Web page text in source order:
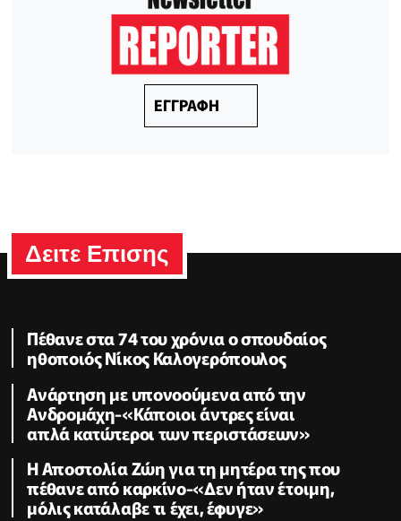
ΕΓΓΡΑΦΗ
Δειτε Επισης
Πέθανε στα 74 του χρόνια ο σπουδαίος
ηθοποιός Νίκος Καλογερόπουλος
Ανάρτηση με υπονοούμενα από την
Ανδρομάχη-«Κάποιοι άντρες είναι
απλά κατώτεροι των περιστάσεων»
Η Αποστολία Ζώη για τη μητέρα της που
πέθανε από καρκίνο-«Δεν ήταν έτοιμη,
μόλις κατάλαβε τι έχει, έφυγε»